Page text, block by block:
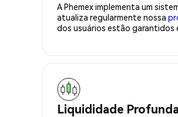
A Phemex implementa um
atualiza regularmente nossa
dos usuários estão garantidos
Liquididade Profunda